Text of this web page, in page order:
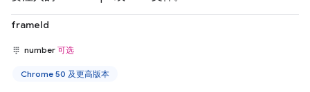
frameId
number 可选
Chrome 50 及更高版本